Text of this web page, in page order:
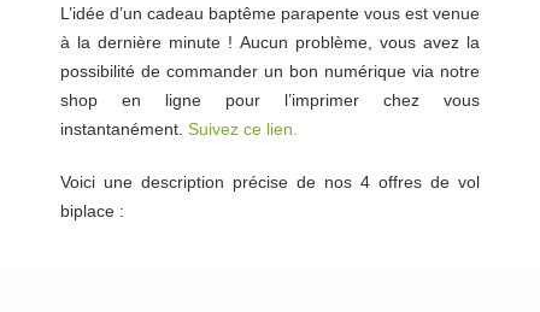
L’idée d’un cadeau baptême parapente vous est venue
à la dernière minute ! Aucun problème, vous avez la
possibilité de commander un bon numérique via notre
shop en ligne pour l’imprimer chez vous
instantanément. Suivez ce lien.
Voici une description précise de nos 4 offres de vol
biplace :